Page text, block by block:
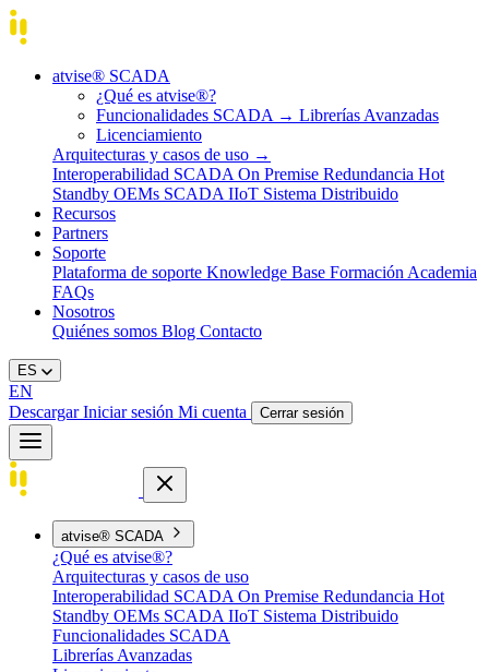
atvise® SCADA
¿Qué es atvise®?
Funcionalidades SCADA → Librerías Avanzadas
Licenciamiento
Arquitecturas y casos de uso →
Interoperabilidad SCADA On Premise Redundancia Hot
Standby OEMs SCADA IIoT Sistema Distribuido
Recursos
Partners
Soporte
Plataforma de soporte Knowledge Base Formación Academia
FAQs
Nosotros
Quiénes somos Blog Contacto
ES
EN
DescargarIniciar sesión Mi cuenta Cerrar sesión
atvise® SCADA
¿Qué es atvise®?
Arquitecturas y casos de uso
Interoperabilidad SCADA On Premise Redundancia Hot
Standby OEMs SCADA IIoT Sistema Distribuido
Funcionalidades SCADA
Librerías Avanzadas